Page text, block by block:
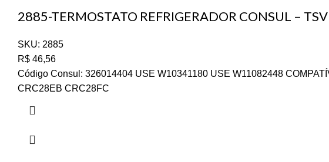
2885-TERMOSTATO REFRIGERADOR CONSUL –
SKU: 2885
R$ 46,56
Código Consul: 326014404 USE W10341180 USE W11082448
CRC28EB CRC28FC